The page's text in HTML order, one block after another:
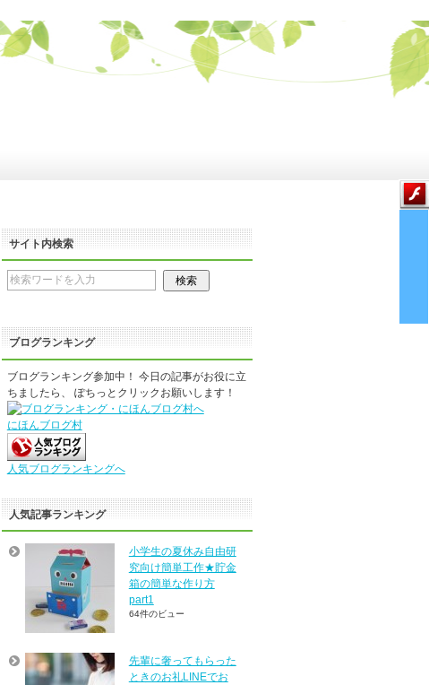
サイト内検索
ブログランキング
ブログランキング参加中！ 今日の記事がお役に立
ちましたら、 ぽちっとクリックお願いします！
にほんブログ村
人気ブログランキングへ
人気記事ランキング
小学生の夏休み自由研
究向け簡単工作★貯金
箱の簡単な作り方
part1
64件のビュー
先輩に奢ってもらった
ときのお礼LINEでお